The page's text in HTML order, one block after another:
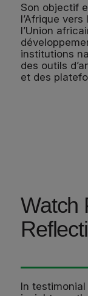
Son objectif
l’Afrique
l’Union
institutions
des outils
et des
Watch
In